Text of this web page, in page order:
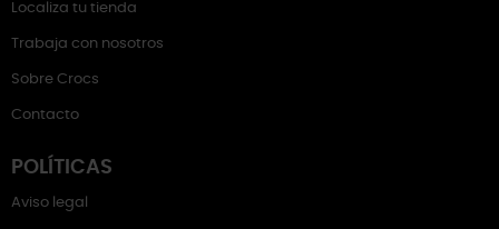
Localiza tu tienda
Trabaja con nosotros
Sobre Crocs
Contacto
POLÍTICAS
Aviso legal